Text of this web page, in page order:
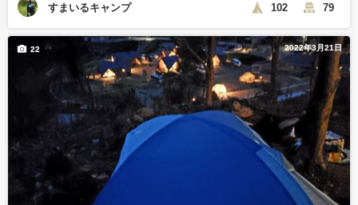
すまいるキャンプ 102 79
2022年3月21日
22